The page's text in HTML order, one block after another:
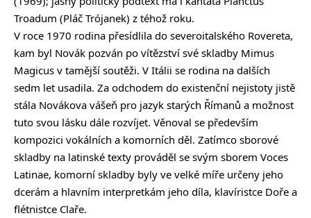
Troadum (Pláč Trójanek) z téhož roku.
V roce 1970 rodina přesídlila do severoitalského Rovereta,
kam byl Novák pozván po vítězství své skladby Mimus
Magicus v tamější soutěži. V Itálii se rodina na dalších
sedm let usadila. Za odchodem do existenční nejistoty jistě
stála Novákova vášeň pro jazyk starých Římanů a možnost
tuto svou lásku dále rozvíjet. Věnoval se především
kompozici vokálních a komorních děl. Zatímco sborové
skladby na latinské texty prováděl se svým sborem Voces
Latinae, komorní skladby byly ve velké míře určeny jeho
dcerám a hlavním interpretkám jeho díla, klavíristce Doře a
flétnistce Claře.